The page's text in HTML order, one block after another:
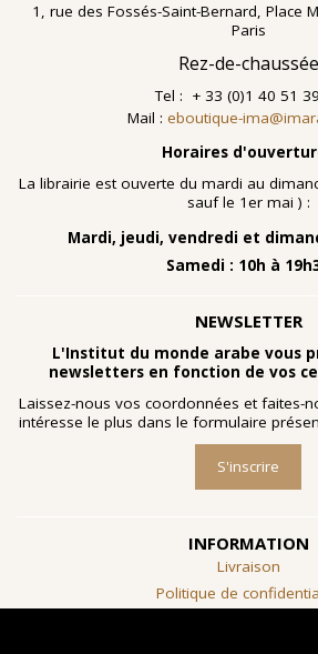
En 2021, le musée de l'IMA reçoit une
: un ensemble d'archives, de
nombreuses planches dessinées à la
à la fin des année 1960 au
menés à l'hôpital
emblématique de Frantz Fanon.
1, rue des Fossés-Saint-Bernard, Place
Paris
Rez-de-chaussée
Tel : + 33 (0)1 40 51
Mail : eboutique-
Horaires
La librairie est ouverte du mardi au
sauf le 1er mai ) :
Mardi, jeudi, vendredi et
Samedi : 10h à
NEWSLETTER
L'Institut du monde arabe vous
newsletters en fonction de vos
Laissez-nous vos coordonnées et faites-
intéresse le plus dans le formulaire
S'inscrire
INFORMATION
Livraison
Politique de